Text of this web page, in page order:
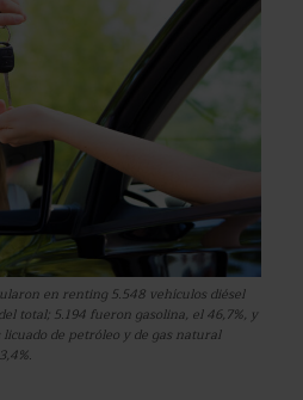
en renting 5.548 vehículos diésel
total; 5.194 fueron gasolina, el 46,7%, y
de petróleo y de gas natural